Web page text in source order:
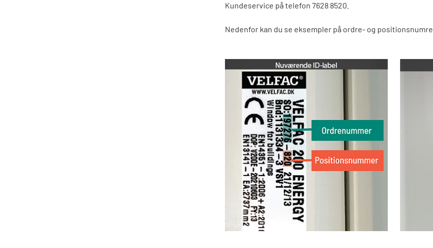
Kundeservice på telefon 7628 8520.
Nedenfor kan du se eksempler på ordre- og positionsnumre.